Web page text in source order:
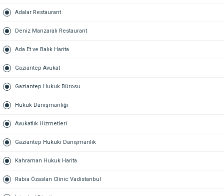
Adalar Restaurant
Deniz Manzaralı Restaurant
Ada Et ve Balık Harita
Gaziantep Avukat
Gaziantep Hukuk Bürosu
Hukuk Danışmanlığı
Avukatlık Hizmetleri
Gaziantep Hukuki Danışmanlık
Kahraman Hukuk Harita
Rabia Özaslan Clinic Vadistanbul